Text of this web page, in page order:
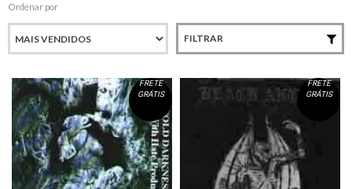
Ordenar por
FILTRAR
FRETE
GRÁTIS
FRETE
GRÁTIS